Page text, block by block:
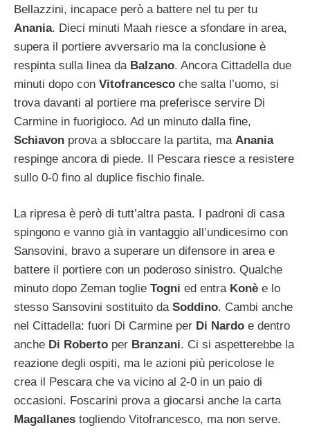
Bellazzini, incapace però a battere nel tu per tu
Anania. Dieci minuti Maah riesce a sfondare in area,
supera il portiere avversario ma la conclusione è
respinta sulla linea da Balzano. Ancora Cittadella due
minuti dopo con Vitofrancesco che salta l’uomo, si
trova davanti al portiere ma preferisce servire Di
Carmine in fuorigioco. Ad un minuto dalla fine,
Schiavon prova a sbloccare la partita, ma Anania
respinge ancora di piede. Il Pescara riesce a resistere
sullo 0-0 fino al duplice fischio finale.
La ripresa è però di tutt’altra pasta. I padroni di casa
spingono e vanno già in vantaggio all’undicesimo con
Sansovini, bravo a superare un difensore in area e
battere il portiere con un poderoso sinistro. Qualche
minuto dopo Zeman toglie Togni ed entra Konè e lo
stesso Sansovini sostituito da Soddino. Cambi anche
nel Cittadella: fuori Di Carmine per Di Nardo e dentro
anche Di Roberto per Branzani. Ci si aspetterebbe la
reazione degli ospiti, ma le azioni più pericolose le
crea il Pescara che va vicino al 2-0 in un paio di
occasioni. Foscarini prova a giocarsi anche la carta
Magallanes togliendo Vitofrancesco, ma non serve.